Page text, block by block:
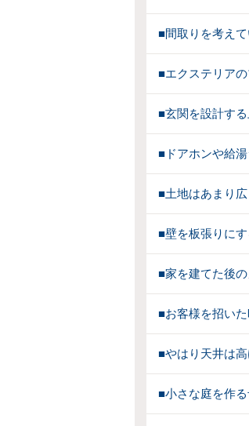
■間取りを考え
■エクステリア
■玄関を設計す
■ドアホンや給
■土地はあまり
■壁を板張りに
■家を建てた後
■お客様を招い
■やはり天井は
■小さな庭を作